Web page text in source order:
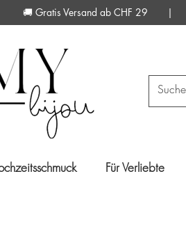
🚚 Gratis Versand ab CHF 29
Für Verliebte